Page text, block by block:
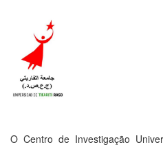
O Centro de Investigação